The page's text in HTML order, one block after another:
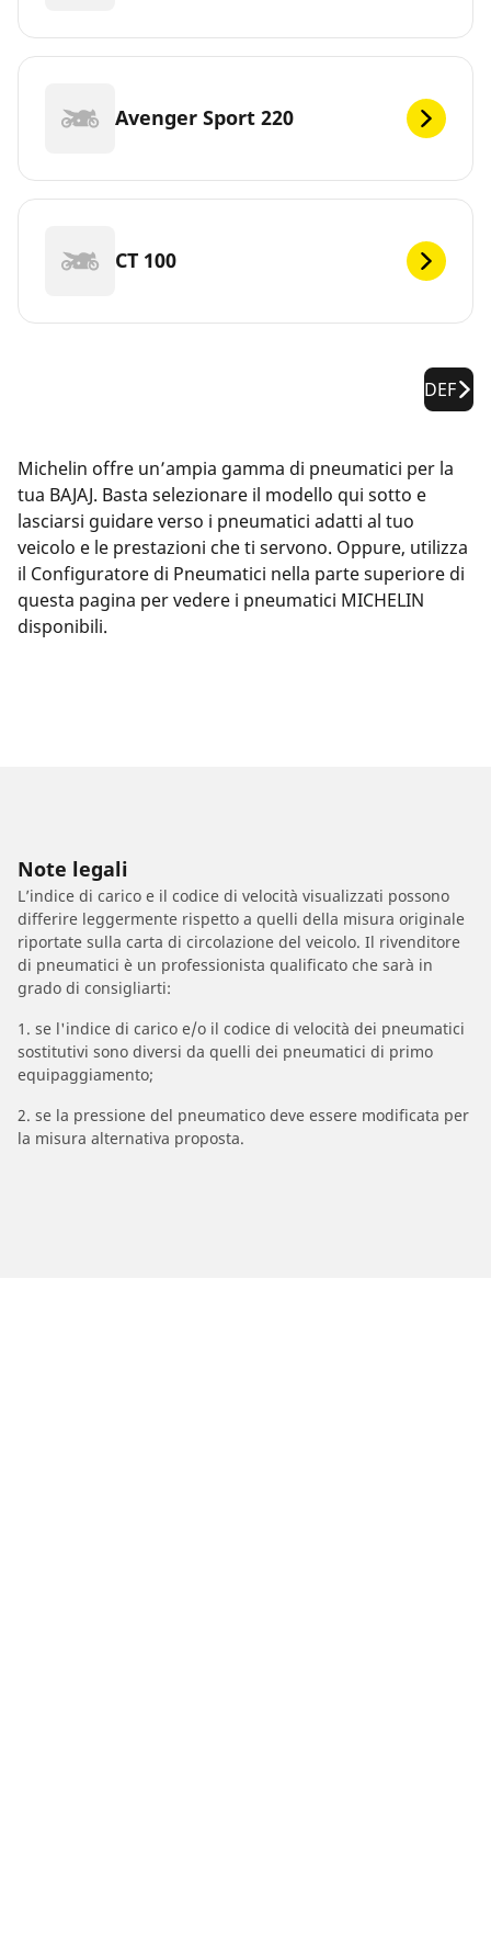
Avenger Sport 220
CT 100
DEF
Michelin offre un’ampia gamma di pneumatici per la
tua BAJAJ. Basta selezionare il modello qui sotto e
lasciarsi guidare verso i pneumatici adatti al tuo
veicolo e le prestazioni che ti servono. Oppure, utilizza
il Configuratore di Pneumatici nella parte superiore di
questa pagina per vedere i pneumatici MICHELIN
disponibili.
Note legali
L’indice di carico e il codice di velocità visualizzati possono
differire leggermente rispetto a quelli della misura originale
riportate sulla carta di circolazione del veicolo. Il rivenditore
di pneumatici è un professionista qualificato che sarà in
grado di consigliarti:
1. se l'indice di carico e/o il codice di velocità dei pneumatici
sostitutivi sono diversi da quelli dei pneumatici di primo
equipaggiamento;
2. se la pressione del pneumatico deve essere modificata per
la misura alternativa proposta.